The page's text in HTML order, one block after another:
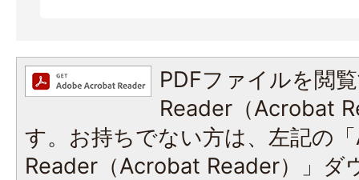
PDFファイルを閲
Reader（Acrobat
す。お持ちでない方は、左記の
Reader（Acrobat Reader）」ダ